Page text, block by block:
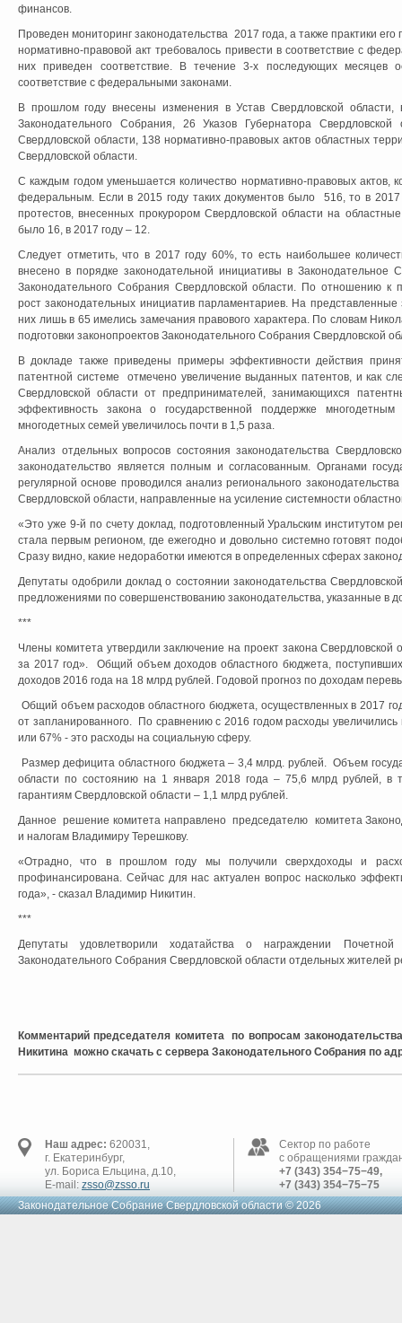
финансов.
Проведен мониторинг законодательства 2017 года, а также практики
нормативно-правовой акт требовалось привести в соответствие с
них приведен соответствие. В течение 3-х последующих месяцев
соответствие с федеральными законами.
В прошлом году внесены изменения в Устав Свердловской
Законодательного Собрания, 26 Указов Губернатора Свердловской
Свердловской области, 138 нормативно-правовых актов областных
Свердловской области.
С каждым годом уменьшается количество нормативно-правовых актов,
федеральным. Если в 2015 году таких документов было 516, то в 2017
протестов, внесенных прокурором Свердловской области на
было 16, в 2017 году – 12.
Следует отметить, что в 2017 году 60%, то есть наибольшее
внесено в порядке законодательной инициативы в Законодательное
Законодательного Собрания Свердловской области. По отношению к
рост законодательных инициатив парламентариев. На
них лишь в 65 имелись замечания правового характера. По словам
подготовки законопроектов Законодательного Собрания Свердловской
В докладе также приведены примеры эффективности действия
патентной системе отмечено увеличение выданных патентов, и как
Свердловской области от предпринимателей, занимающихся
эффективность закона о государственной поддержке
многодетных семей увеличилось почти в 1,5 раза.
Анализ отдельных вопросов состояния законодательства
законодательство является полным и согласованным. Органами
регулярной основе проводился анализ регионального
Свердловской области, направленные на усиление системности
«Это уже 9-й по счету доклад, подготовленный Уральским институтом
стала первым регионом, где ежегодно и довольно системно готовят
Сразу видно, какие недоработки имеются в определенных сферах
Депутаты одобрили доклад о состоянии законодательства
предложениями по совершенствованию законодательства, указанные в
***
Члены комитета утвердили заключение на проект закона
за 2017 год». Общий объем доходов областного бюджета,
доходов 2016 года на 18 млрд рублей. Годовой прогноз по доходам
Общий объем расходов областного бюджета, осуществленных в 2017
от запланированного. По сравнению с 2016 годом расходы
или 67% - это расходы на социальную сферу.
Размер дефицита областного бюджета – 3,4 млрд. рублей. Объем
области по состоянию на 1 января 2018 года – 75,6 млрд рублей, в
гарантиям Свердловской области – 1,1 млрд рублей.
Данное решение комитета направлено председателю комитета
и налогам Владимиру Терешкову.
«Отрадно, что в прошлом году мы получили сверхдоходы и
профинансирована. Сейчас для нас актуален вопрос насколько
года», - сказал Владимир Никитин.
***
Депутаты удовлетворили ходатайства о награждении
Законодательного Собрания Свердловской области отдельных жителей
Комментарий председателя комитета по вопросам
Никитина можно скачать с сервера Законодательного Собрания по
Наш адрес: 620031,
г. Екатеринбург,
ул. Бориса Ельцина, д.10,
E-mail: zsso@zsso.ru
Сектор по работе
с обращениями
+7 (343) 354−75−49,
+7 (343) 354−75−75
Законодательное Cобрание Свердловской области © 2026